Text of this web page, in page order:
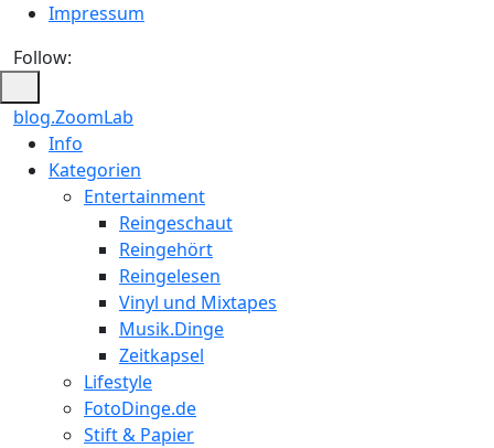
Impressum
Follow:
blog.ZoomLab
ZoomLab
//
Info
Kategorien
Entertainment
Reingeschaut
Reingehört
Reingelesen
Vinyl und Mixtapes
Musik.Dinge
Zeitkapsel
Lifestyle
FotoDinge.de
Stift & Papier